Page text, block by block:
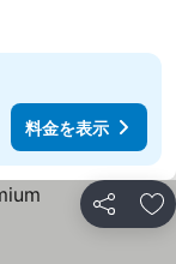
を表示
料金を表示
シェア お